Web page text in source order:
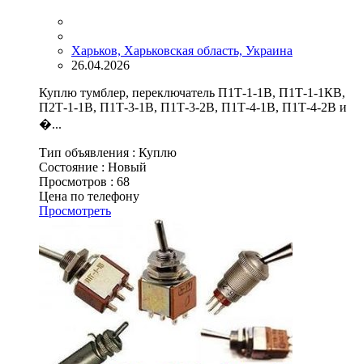
Харьков, Харьковская область, Украина
26.04.2026
Куплю тумблер, переключатель П1Т-1-1В, П1Т-1-1КВ,
П2Т-1-1В, П1Т-3-1В, П1Т-3-2В, П1Т-4-1В, П1Т-4-2В и
�...
Тип объявления : Куплю
Состояние : Новый
Просмотров : 68
Цена по телефону
Просмотреть